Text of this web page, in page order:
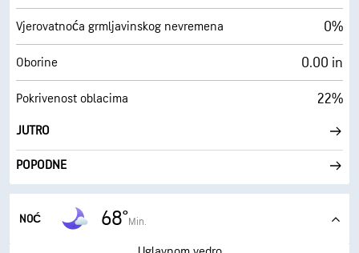
Vjerovatnoća grmljavinskog nevremena 0%
Oborine 0.00 in
Pokrivenost oblacima 22%
JUTRO
POPODNE
NOĆ 68°Min.